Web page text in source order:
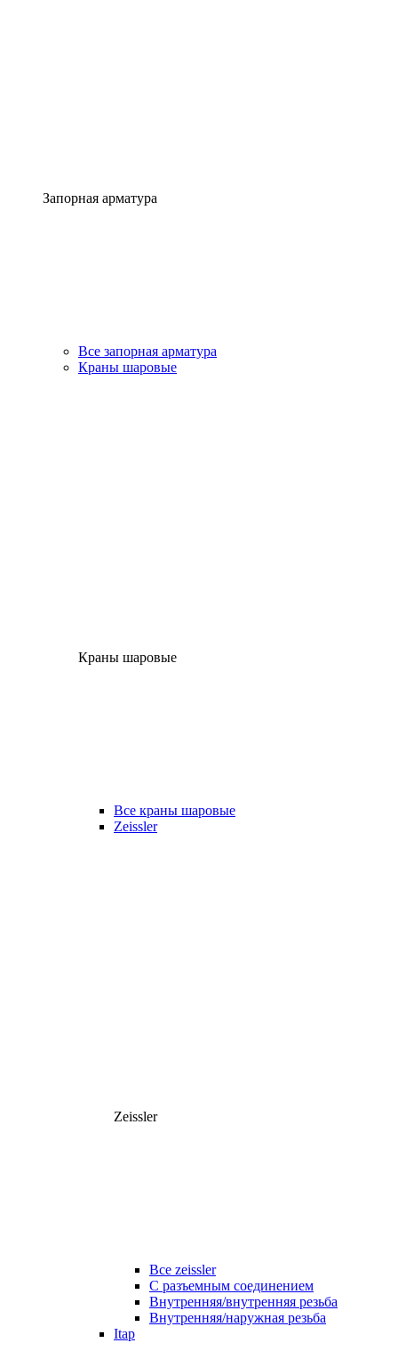
Запорная арматура
Все запорная арматура
Краны шаровые
Краны шаровые
Все краны шаровые
Zeissler
Zeissler
Все zeissler
С разъемным соединением
Внутренняя/внутренняя резьба
Внутренняя/наружная резьба
Itap